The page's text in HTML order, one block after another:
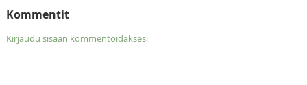
Kommentit
Kirjaudu sisään kommentoidaksesi